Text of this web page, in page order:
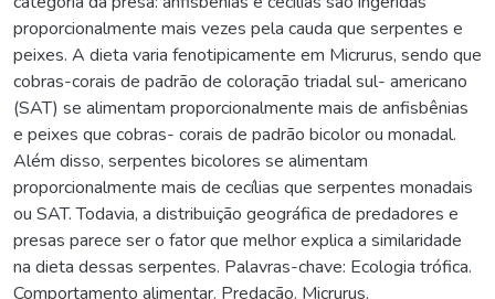
proporcionalmente mais vezes pela cauda que serpentes e
peixes. A dieta varia fenotipicamente em Micrurus, sendo que
cobras-corais de padrão de coloração triadal sul- americano
(SAT) se alimentam proporcionalmente mais de anfisbênias
e peixes que cobras- corais de padrão bicolor ou monadal.
Além disso, serpentes bicolores se alimentam
proporcionalmente mais de cecílias que serpentes monadais
ou SAT. Todavia, a distribuição geográfica de predadores e
presas parece ser o fator que melhor explica a similaridade
na dieta dessas serpentes. Palavras-chave: Ecologia trófica.
Comportamento alimentar. Predação. Micrurus.